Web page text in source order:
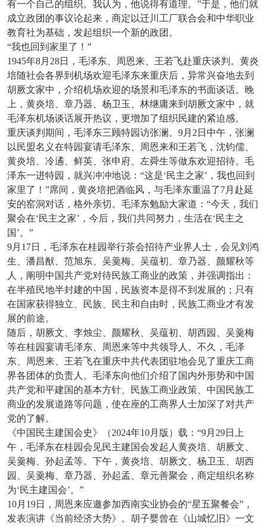
有一个自己的组织。我认为，他说得有道理。”于是，他们就
成立政团的事议论起来，商定以迁川工厂联合会和中华职业
教育社为基础，发起组织一个新的政团。
“我也回到家里了！”
1945年8月28日，毛泽东、周恩来、王若飞赴重庆谈判。黄炎
培随社会各界到机场欢迎毛泽东来重庆后，异常兴奋地去到
胡厥文家中，介绍机场欢迎的场景和毛泽东的书面谈话。晚
上，黄炎培、章乃器、杨卫玉、林继庸来到胡厥文家中，就
毛泽东机场谈话展开热议，更增加了组织民建的紧迫感。
重庆谈判期间，毛泽东三顾特园访张澜。9月2日中午，张澜
以民盟名义在特园宴请毛泽东、周恩来和王若飞，沈钧儒、
黄炎培、冷遹、鲜英、张申府、左舜生等做东欢迎招待。毛
泽东一进特园，就兴冲冲地说：“这是‘民主之家’，我也回到
家里了！”席间，黄炎培把酒临风，与毛泽东重温了7月赴延
安的窑洞对话，格外亲切。毛泽东勉励大家道：“今天，我们
聚会在‘民主之家’，今后，我们共同努力，生活在‘民主之
国’。”
9月17日，毛泽东在桂园举行茶会招待产业界人士，会见刘鸿
生、潘昌猷、范旭东、吴羹梅、吴蕴初、章乃器、颜耀秋等
人，阐明中国共产党对待民族工商业的政策，并强调指出：
在半殖民地半封建的中国，民族资本是得不到发展的；只有
在国家获得独立、民族、民主和自由时，民族工商业才有发
展的前途。
随后，胡厥文、李烛尘、颜耀秋、吴蕴初、胡西园、吴羹梅
等在桂园宴请毛泽东、周恩来等中共领导人。不久，毛泽
东、周恩来、王若飞在重庆中共代表团驻地会见了重庆工商
界各团体的负责人。毛泽东向他们介绍了国内外形势和中国
共产党和平建国的基本方针、民族工商业政策、中国民族工
商业的发展道路等问题，使在座的工商界人士加深了对共产
党的了解。
《中国民主建国会史》（2024年10月版）载：“9月29日上
午，毛泽东在桂园会见民主建国会发起人黄炎培、胡厥文、
吴羹梅、孙起孟等。下午，黄炎培、胡厥文、杨卫玉、胡西
园、吴羹梅、章乃器、孙起孟、章元善聚会，商定组织名称
为‘民主建国会’。”
10月19日，周恩来应邀参加西南实业协会的“星五聚餐会”，
发表演讲《当前经济大势》。胡子婴曾在《山城忆旧》一文